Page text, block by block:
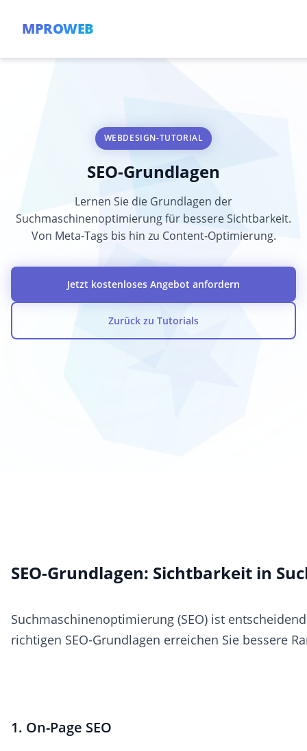
MPROWEB
WEBDESIGN-TUTORIAL
SEO-Grundlagen
Lernen Sie die Grundlagen der
Suchmaschinenoptimierung für bessere Sichtbarkeit.
Von Meta-Tags bis hin zu Content-Optimierung.
Jetzt kostenloses Angebot anfordern
Zurück zu Tutorials
SEO-Grundlagen: Sichtbarkeit in
Suchmaschinenoptimierung (SEO) ist
richtigen SEO-Grundlagen erreichen Sie bessere
1. On-Page SEO